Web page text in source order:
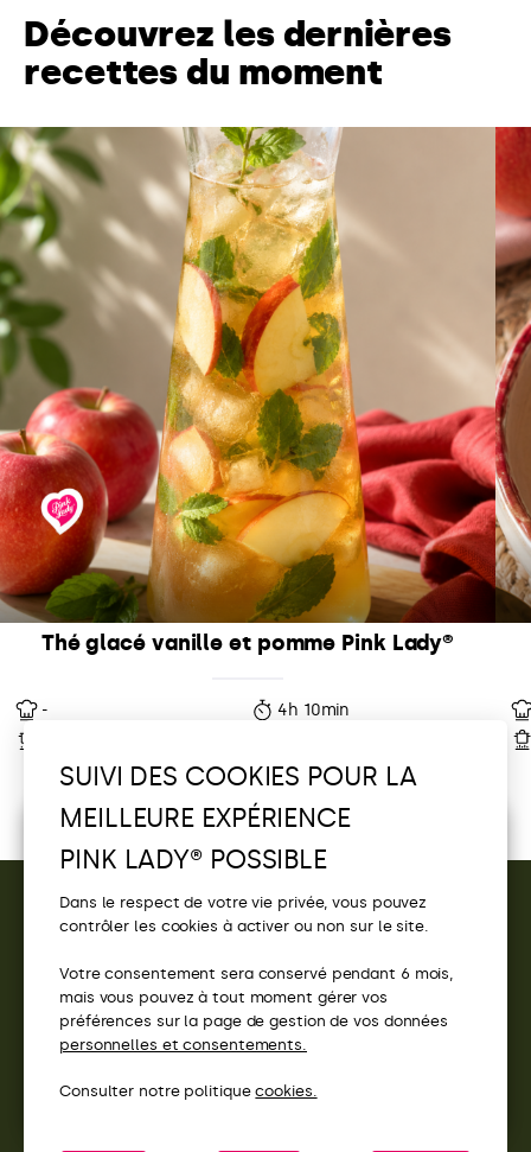
Découvrez les dernières
recettes du moment
Thé glacé vanille et pomme Pink Lady®
-
4h 10min
CONTACT
ACCÈS
SITES PINK LADY®
Écoutez la sélection Pink Lady®
Découvrez vos playlists Pink Lady® et
Pink Party
SUIVI DES COOKIES POUR LA
MEILLEURE EXPÉRIENCE
PINK LADY® POSSIBLE
Dans le respect de votre vie privée, vous pouvez
contrôler les cookies à activer ou non sur le site.
Votre consentement sera conservé pendant 6 mois,
mais vous pouvez à tout moment gérer vos
préférences sur la page de gestion de vos données
personnelles et consentements.
Consulter notre politiquecookies.